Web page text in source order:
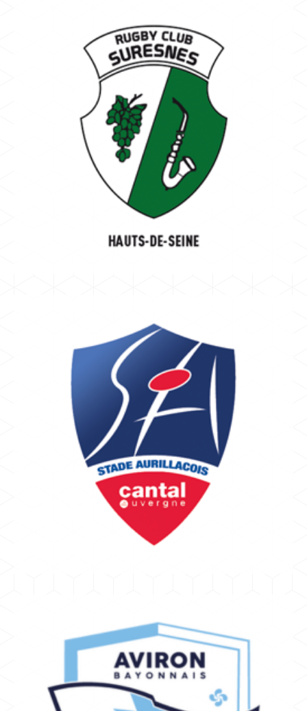
SURESNES
ROBQUIN FRANCK
Rugby Club Suresnes Hauts-de-Seine
NATIONALE
AURILLAC
GRANCHO CAROLE
Stade Aurillacois Cantal Auvergne
PRO D2
BAYONNE